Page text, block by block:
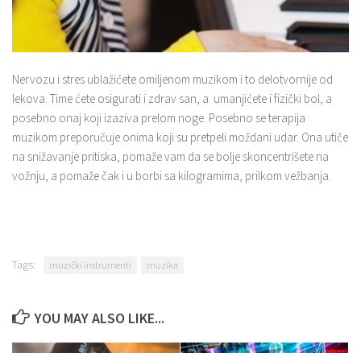
Nervozu i stres ublažićete omiljenom muzikom i to delotvornije od
lekova. Time ćete osigurati i zdrav san, a umanjićete i fizički bol, a
posebno onaj koji izaziva prelom noge. Posebno se terapija
muzikom preporučuje onima koji su pretpeli moždani udar. Ona utiče
na snižavanje pritiska, pomaže vam da se bolje skoncentrišete na
vožnju, a pomaže čak i u borbi sa kilogramima, prilkom vežbanja.
Tags: muzički instrumenti muzika
YOU MAY ALSO LIKE...